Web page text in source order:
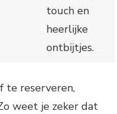
touch en
heerlijke
ontbijtjes.
te reserveren,
weet je zeker dat